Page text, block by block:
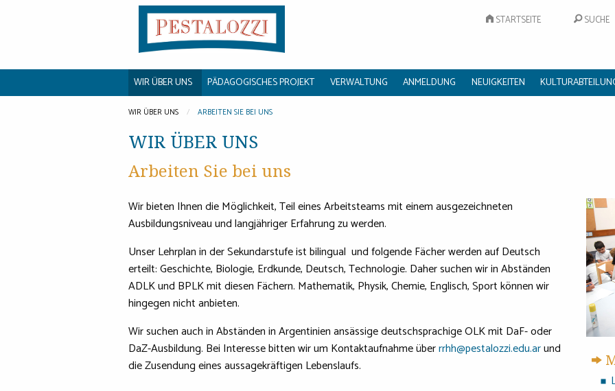
STARTSEITE SUCHE
WIR ÜBER UNS PÄDAGOGISCHES PROJEKT VERWALTUNG ANMELDUNG NEUIGKEITEN
WIR ÜBER UNS ARBEITEN SIE BEI UNS
WIR ÜBER UNS
Arbeiten Sie bei uns
Wir bieten Ihnen die Möglichkeit, Teil eines Arbeitsteams mit einem ausgezeichneten
Ausbildungsniveau und langjähriger Erfahrung zu werden.
Unser Lehrplan in der Sekundarstufe ist bilingual und folgende Fächer werden auf Deutsch
erteilt: Geschichte, Biologie, Erdkunde, Deutsch, Technologie. Daher suchen wir in Abständen
ADLK und BPLK mit diesen Fächern. Mathematik, Physik, Chemie, Englisch, Sport können wir
hingegen nicht anbieten.
Wir suchen auch in Abständen in Argentinien ansässige deutschsprachige OLK mit DaF- oder
DaZ-Ausbildung. Bei Interesse bitten wir um Kontaktaufnahme überrrhh@pestalozzi.edu.arund
die Zusendung eines aussagekräftigen Lebenslaufs.
◀︎